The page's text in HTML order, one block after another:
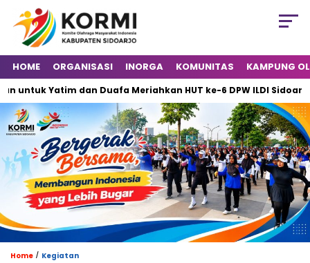
HOME ORGANISASI INORGA KOMUNITAS KAMPUNG
Yatim dan Duafa Meriahkan HUT ke-6 DPW ILDI Sidoarjo
Home / Kegiatan